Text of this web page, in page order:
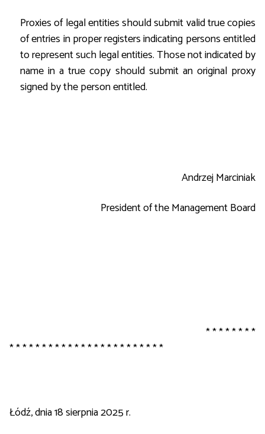
Proxies of legal entities should submit valid true copies
of entries in proper registers indicating persons entitled
to represent such legal entities. Those not indicated by
name in a true copy should submit an original proxy
signed by the person entitled.
Andrzej Marciniak
President of the Management Board
* * * * * * * *
* * * * * * * * * * * * * * * * * * * * * * * *
Łódź, dnia 18 sierpnia 2025 r.